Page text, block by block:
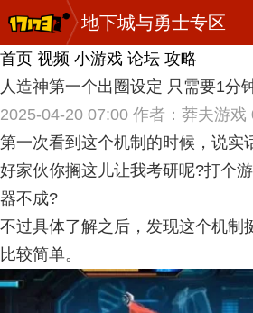
地下城与勇士专区
首页 视频 小游戏 论坛 攻略
人造神第一个出圈设定 只需要1分
2025-04-20 07:00 作者：莽夫游戏
第一次看到这个机制的时候，说实
好家伙你搁这儿让我考研呢?打个
器不成?
不过具体了解之后，发现这个机制
比较简单。